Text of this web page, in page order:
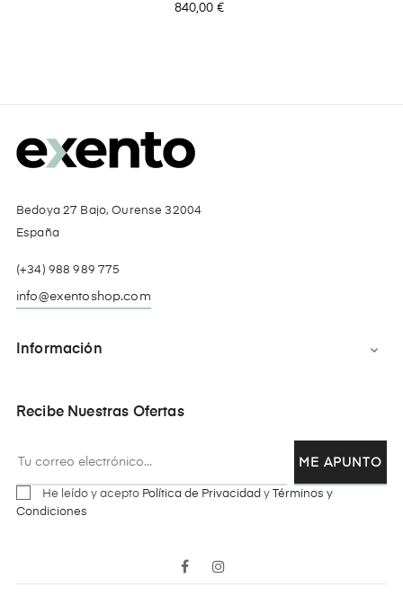
Precio
840,00 €
Bedoya 27 Bajo, Ourense 32004
España
(+34) 988 989 775
info@exentoshop.com
Información 
Recibe Nuestras Ofertas
ME APUNTO
He leído y acepto Política de Privacidad y
Términos y
Condiciones
Facebook